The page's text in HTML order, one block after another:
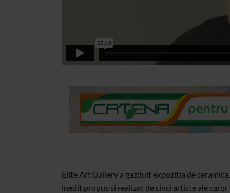
Elite Art Gallery a gazduit expozitia de
inedit propus si realizat de cinci artiste ale